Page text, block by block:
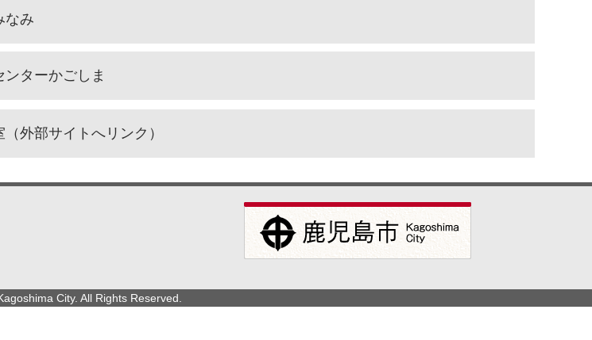
なみ
ターかごしま
外部サイトへリンク）
City. All Rights Reserved.